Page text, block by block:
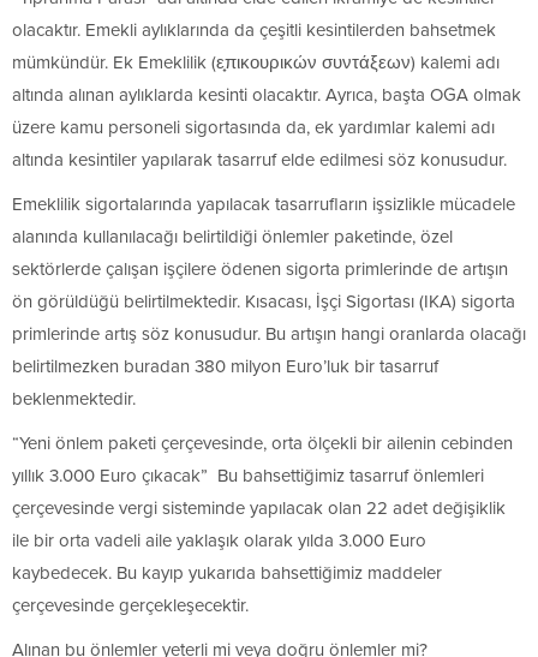
olacaktır. Emekli aylıklarında da çeşitli kesintilerden bahsetmek
mümkündür. Ek Emeklilik (ε̟πικουρικών συντάξεων) kalemi adı
altında alınan aylıklarda kesinti olacaktır. Ayrıca, başta OGA olmak
üzere kamu personeli sigortasında da, ek yardımlar kalemi adı
altında kesintiler yapılarak tasarruf elde edilmesi söz konusudur.
Emeklilik sigortalarında yapılacak tasarrufların işsizlikle mücadele
alanında kullanılacağı belirtildiği önlemler paketinde, özel
sektörlerde çalışan işçilere ödenen sigorta primlerinde de artışın
ön görüldüğü belirtilmektedir. Kısacası, İşçi Sigortası (IKA) sigorta
primlerinde artış söz konusudur. Bu artışın hangi oranlarda olacağı
belirtilmezken buradan 380 milyon Euro’luk bir tasarruf
beklenmektedir.
“Yeni önlem paketi çerçevesinde, orta ölçekli bir ailenin cebinden
yıllık 3.000 Euro çıkacak” Bu bahsettiğimiz tasarruf önlemleri
çerçevesinde vergi sisteminde yapılacak olan 22 adet değişiklik
ile bir orta vadeli aile yaklaşık olarak yılda 3.000 Euro
kaybedecek. Bu kayıp yukarıda bahsettiğimiz maddeler
çerçevesinde gerçekleşecektir.
Alınan bu önlemler yeterli mi veya doğru önlemler mi?